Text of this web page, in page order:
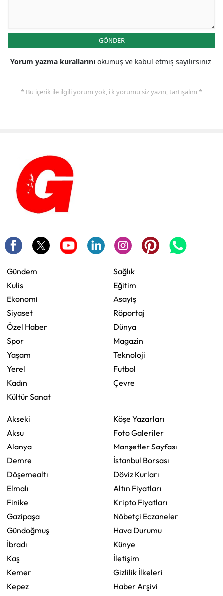
GÖNDER
Yorum yazma kurallarını okumuş ve kabul etmiş sayılırsınız
* Bu içerik ile ilgili yorum yok, ilk yorumu siz yazın, tartışalım *
Gündem
Kulis
Ekonomi
Siyaset
Özel Haber
Spor
Yaşam
Yerel
Kadın
Kültür Sanat
Sağlık
Eğitim
Asayiş
Röportaj
Dünya
Magazin
Teknoloji
Futbol
Çevre
Akseki
Aksu
Alanya
Demre
Döşemealtı
Elmalı
Finike
Gazipaşa
Gündoğmuş
İbradı
Kaş
Kemer
Kepez
Köşe Yazarları
Foto Galeriler
Manşetler Sayfası
İstanbul Borsası
Döviz Kurları
Altın Fiyatları
Kripto Fiyatları
Nöbetçi Eczaneler
Hava Durumu
Künye
İletişim
Gizlilik İlkeleri
Haber Arşivi